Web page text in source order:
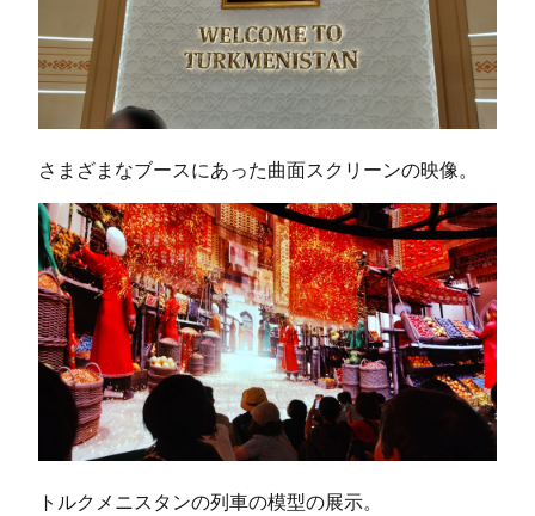
さまざまなブースにあった曲面スクリーンの映像。
トルクメニスタンの列車の模型の展示。